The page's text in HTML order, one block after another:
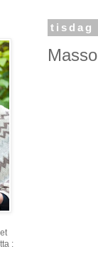
tisdag
: